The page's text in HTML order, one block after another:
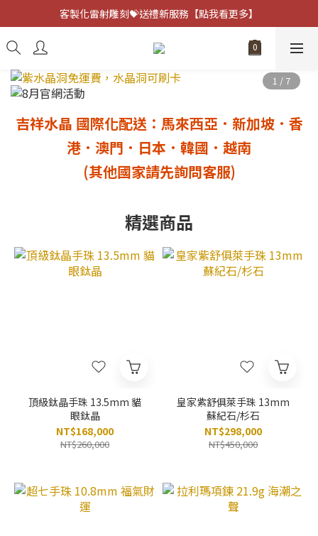
客製化雷射雕刻💝送禮新服務【點我看更多】
客製化雷射雕刻💝送禮新服務【點我看更多】
避邪防小人⚡指定黑曜石 任選兩件75折
吉祥水晶 國際化配送：馬來西亞．新加坡．香
港 ．澳門 ．日本．韓國．越南
(其他國家請先詢問客服)
精選商品
頂級鈦晶手珠 13.5mm 貓
眼鈦晶
NT$168,000
NT$260,000
皇家紫舒俱萊手珠 13mm
蘇紀石/杉石
NT$298,000
NT$450,000